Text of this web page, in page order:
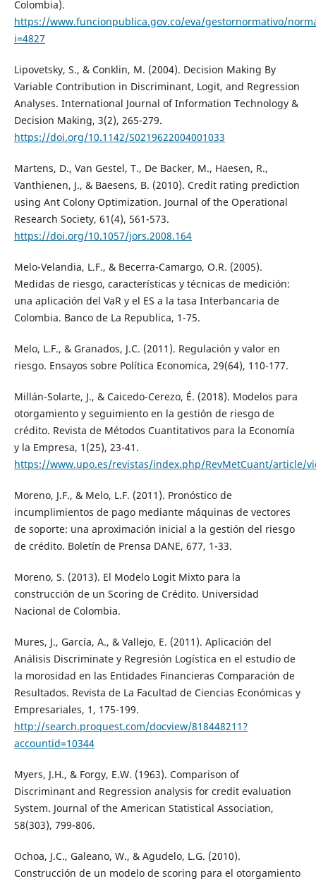
Colombia).
https://www.funcionpublica.gov.co/eva/gestornormativo/
i=4827
Lipovetsky, S., & Conklin, M. (2004). Decision Making By
Variable Contribution in Discriminant, Logit, and Regression
Analyses. International Journal of Information Technology &
Decision Making, 3(2), 265-279.
https://doi.org/10.1142/S0219622004001033
Martens, D., Van Gestel, T., De Backer, M., Haesen, R.,
Vanthienen, J., & Baesens, B. (2010). Credit rating prediction
using Ant Colony Optimization. Journal of the Operational
Research Society, 61(4), 561-573.
https://doi.org/10.1057/jors.2008.164
Melo-Velandia, L.F., & Becerra-Camargo, O.R. (2005).
Medidas de riesgo, características y técnicas de medición:
una aplicación del VaR y el ES a la tasa Interbancaria de
Colombia. Banco de La Republica, 1-75.
Melo, L.F., & Granados, J.C. (2011). Regulación y valor en
riesgo. Ensayos sobre Política Economica, 29(64), 110-177.
Millán-Solarte, J., & Caicedo-Cerezo, É. (2018). Modelos para
otorgamiento y seguimiento en la gestión de riesgo de
crédito. Revista de Métodos Cuantitativos para la Economía
y la Empresa, 1(25), 23-41.
https://www.upo.es/revistas/index.php/RevMetCuant/article/
Moreno, J.F., & Melo, L.F. (2011). Pronóstico de
incumplimientos de pago mediante máquinas de vectores
de soporte: una aproximación inicial a la gestión del riesgo
de crédito. Boletín de Prensa DANE, 677, 1-33.
Moreno, S. (2013). El Modelo Logit Mixto para la
construcción de un Scoring de Crédito. Universidad
Nacional de Colombia.
Mures, J., García, A., & Vallejo, E. (2011). Aplicación del
Análisis Discriminate y Regresión Logística en el estudio de
la morosidad en las Entidades Financieras Comparación de
Resultados. Revista de La Facultad de Ciencias Económicas y
Empresariales, 1, 175-199.
http://search.proquest.com/docview/818448211?
accountid=10344
Myers, J.H., & Forgy, E.W. (1963). Comparison of
Discriminant and Regression analysis for credit evaluation
System. Journal of the American Statistical Association,
58(303), 799-806.
Ochoa, J.C., Galeano, W., & Agudelo, L.G. (2010).
Construcción de un modelo de scoring para el otorgamiento